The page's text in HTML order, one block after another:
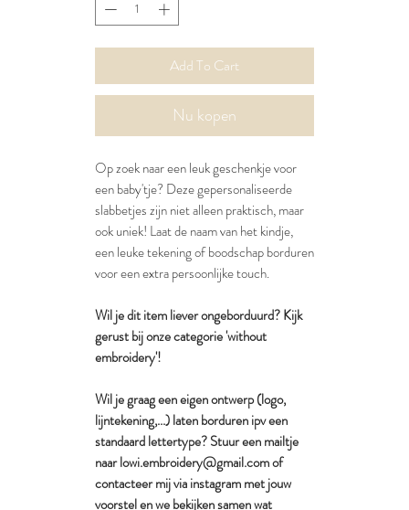
Add To Cart
Nu kopen
Op zoek naar een leuk geschenkje voor
een baby'tje? Deze gepersonaliseerde
slabbetjes zijn niet alleen praktisch, maar
ook uniek! Laat de naam van het kindje,
een leuke tekening of boodschap borduren
voor een extra persoonlijke touch.
Wil je dit item liever ongeborduurd? Kijk
gerust bij onze categorie 'without
embroidery'!
Wil je graag een eigen ontwerp (logo,
lijntekening,...) laten borduren ipv een
standaard lettertype? Stuur een mailtje
naar lowi.embroidery@gmail.com of
contacteer mij via instagram met jouw
voorstel en we bekijken samen wat